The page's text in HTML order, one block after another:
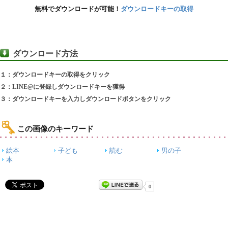
無料でダウンロードが可能！ ダウンロードキーの取得
ダウンロード方法
１：ダウンロードキーの取得をクリック
２：LINE@に登録しダウンロードキーを獲得
３：ダウンロードキーを入力しダウンロードボタンをクリック
この画像のキーワード
絵本 子ども 読む
男の子
本
0